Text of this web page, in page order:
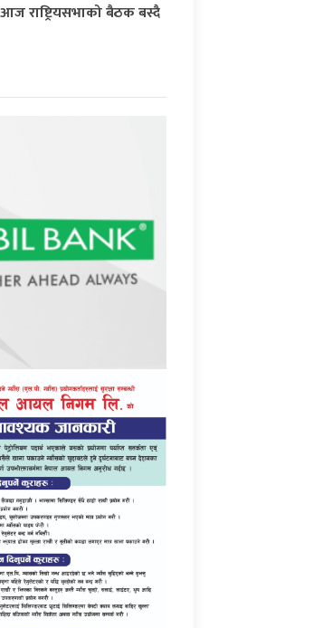
आज राष्ट्रियसभाको बैठक बस्दै